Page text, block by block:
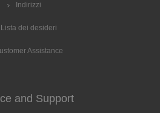
Indirizzi
Lista dei desideri
Assistance
and Support